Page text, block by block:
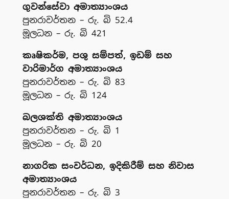
ගුවන්සේවා අමාත්‍යාංශය
පුනරාවර්තන – රු. බි 52.4
මූලධන – රු. බි 421
කෘෂිකර්ම, පශු සම්පත්, ඉඩම් සහ
වාරිමාර්ග අමාත්‍යාංශය
පුනරාවර්තන – රු. බි 83
මූලධන – රු. බි 124
බලශක්ති අමාත්‍යාංශය
පුනරාවර්තන – රු. බි 1
මූලධන – රු. බි 20
නාගරික සංවර්ධන, ඉදිකිරීම් සහ නිවාස
අමාත්‍යාංශය
පුනරාවර්තන – රු. බි 3